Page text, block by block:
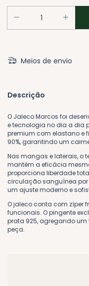
Meios de envio
Descrição
O Jaleco Marcos foi
e tecnologia no dia a dia
premium com elastano e
90%, garantindo um
Nas mangas e laterais, o
mantém a eficácia
proporciona liberdade
circulação sanguínea por
um ajuste moderno e
O jaleco conta com zíper
funcionais. O pingente
prata 925, agregando
peça.